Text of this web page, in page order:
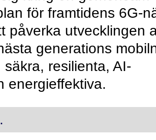
för framtidens 6G-
påverka utvecklingen
generations
säkra, resilienta, AI-
energieffektiva.